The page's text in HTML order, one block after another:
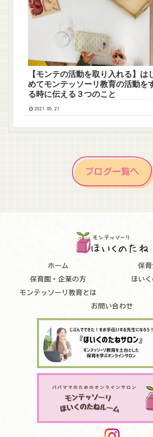
【モンテの活動を取り入れる】は
めてモンテッソーリ教育の活動を
る時に伝える３つのこと
2021.05.21
ブログ一覧へ
ホーム
保
保育園・企業の方
ほい
モンテッソーリ教育とは
お問い合わせ